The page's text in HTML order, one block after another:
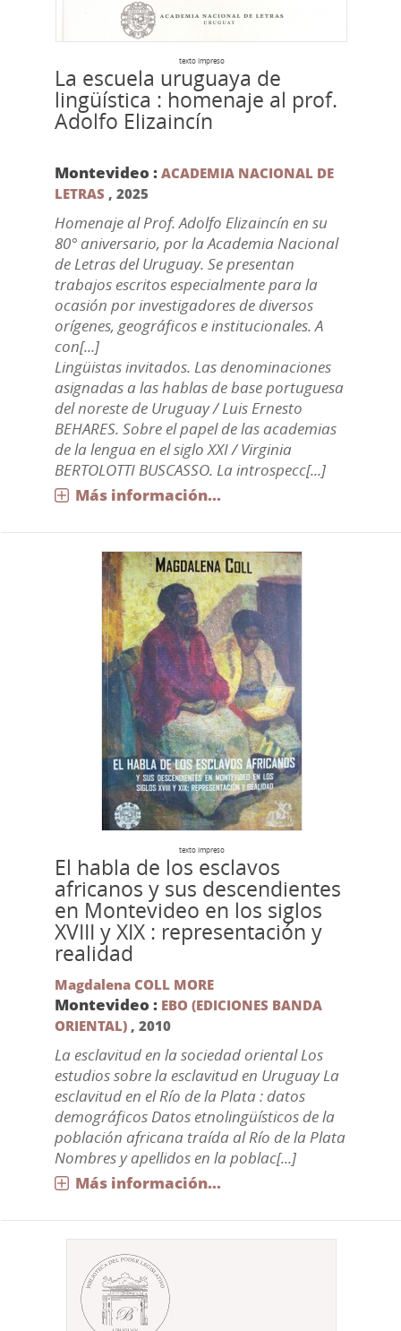
texto impreso
La escuela uruguaya de
lingüística : homenaje al prof.
Adolfo Elizaincín
Montevideo : ACADEMIA NACIONAL DE
LETRAS , 2025
Homenaje al Prof. Adolfo Elizaincín en su
80° aniversario, por la Academia Nacional
de Letras del Uruguay. Se presentan
trabajos escritos especialmente para la
ocasión por investigadores de diversos
orígenes, geográficos e institucionales. A
con[...]
Lingüistas invitados. Las denominaciones
asignadas a las hablas de base portuguesa
del noreste de Uruguay / Luis Ernesto
BEHARES. Sobre el papel de las academias
de la lengua en el siglo XXI / Virginia
BERTOLOTTI BUSCASSO. La introspecc[...]
Más información...
texto impreso
El habla de los esclavos
africanos y sus descendientes
en Montevideo en los siglos
XVIII y XIX : representación y
realidad
Magdalena COLL MORE
Montevideo : EBO (EDICIONES BANDA
ORIENTAL), 2010
La esclavitud en la sociedad oriental Los
estudios sobre la esclavitud en Uruguay La
esclavitud en el Río de la Plata : datos
demográficos Datos etnolingüísticos de la
población africana traída al Río de la Plata
Nombres y apellidos en la poblac[...]
Más información...